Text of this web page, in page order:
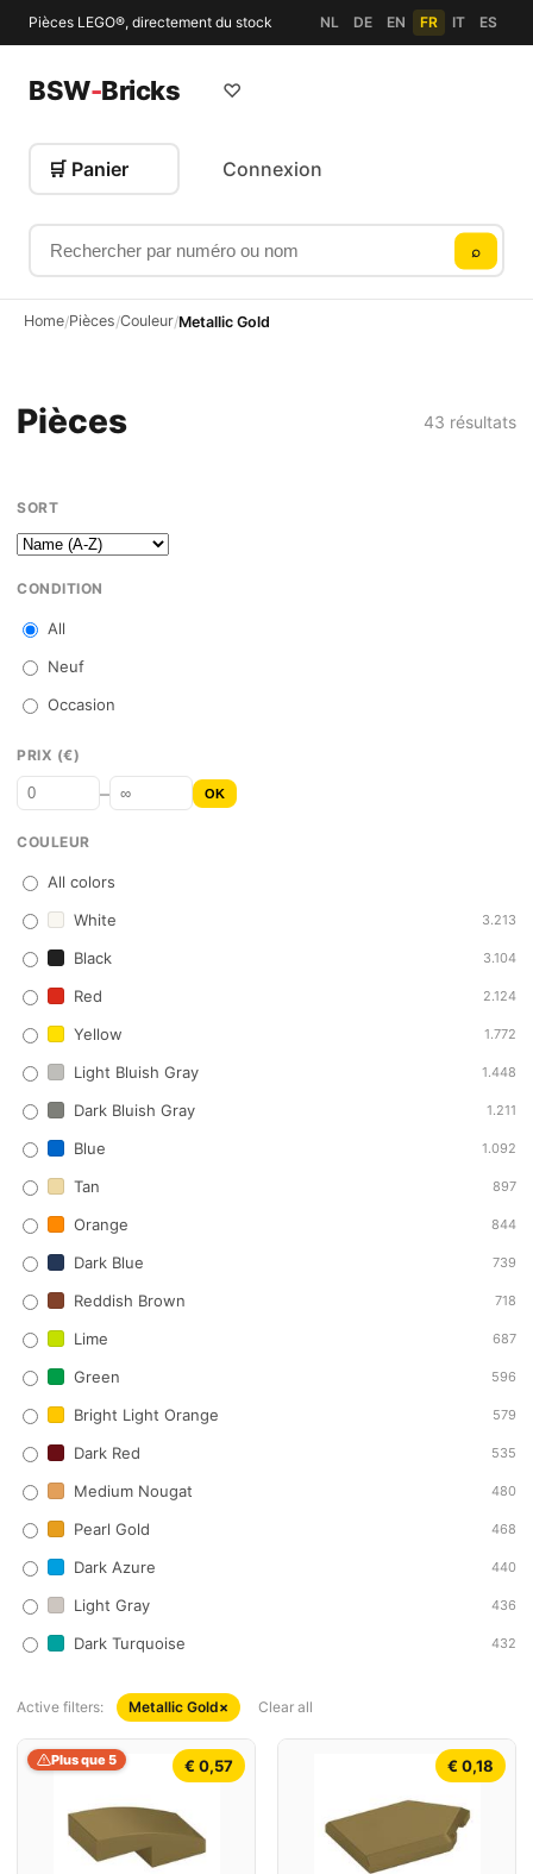
Pièces LEGO®, directement du stock NL DE EN FR IT ES
BSW-Bricks
Rechercher par numéro ou nom
⌕
♡
🛒 Panier Connexion
Home/Pièces/Couleur/Metallic Gold
Pièces 43 résultats
SORT
CONDITION
All
Neuf
Occasion
PRIX (€)
– OK
COULEUR
All colors
White
3.213
Black 3.104
Red 2.124
Yellow 1.772
Light Bluish Gray 1.448
Dark Bluish Gray 1.211
Blue 1.092
Tan 897
Orange 844
Dark Blue 739
Reddish Brown 718
Lime 687
Green 596
Bright Light Orange 579
Dark Red 535
Medium Nougat 480
Pearl Gold 468
Dark Azure 440
Light Gray 436
Dark Turquoise 432
Active filters: Metallic Gold× Clear all
€ 0,57
Plus que 5 € 0,18